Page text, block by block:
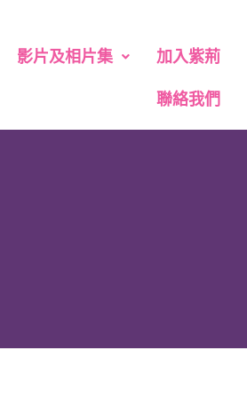
影片及相片集 加入紫荊
聯絡我們